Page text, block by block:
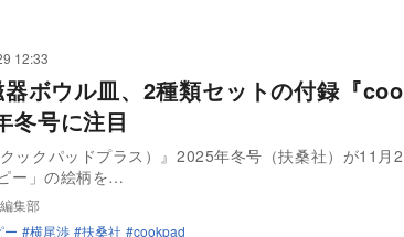
12:33
ボウル皿、2種類セットの付録『
冬号に注目
ックパッドプラス）』2025年冬号（扶桑社）が11月
ー」の絵柄を…
集部
ー 横尾渉 扶桑社 cookpad